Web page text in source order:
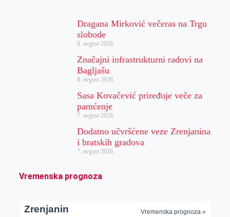
Dragana Mirković večeras na Trgu
slobode
8. avgust 2026.
Značajni infrastrukturni radovi na
Bagljašu
8. avgust 2026.
Sasa Kovačević priređuje veče za
pamćenje
7. avgust 2026.
Dodatno učvršćene veze Zrenjanina
i bratskih gradova
7. avgust 2026.
Vremenska prognoza